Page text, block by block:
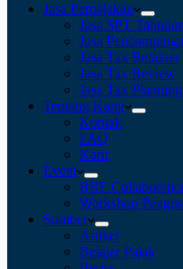
Jasa Perpajakan
Jasa SPT Tahunan
Jasa
Jasa Tax Retainer
Jasa Tax Review
Jasa Tax Planning
Tentang Kami
Kontak
FAQ
Karir
Event
BBF
Workshop
Sumber
Artikel
Belajar Pajak